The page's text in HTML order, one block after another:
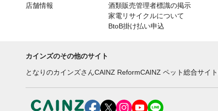
店舗情報
酒類販売管理者標識の掲示
家電リサイクルについて
BtoB掛け払い申込
カインズのその他のサイト
となりのカインズさんCAINZ ReformCAINZ ペット総合サイト